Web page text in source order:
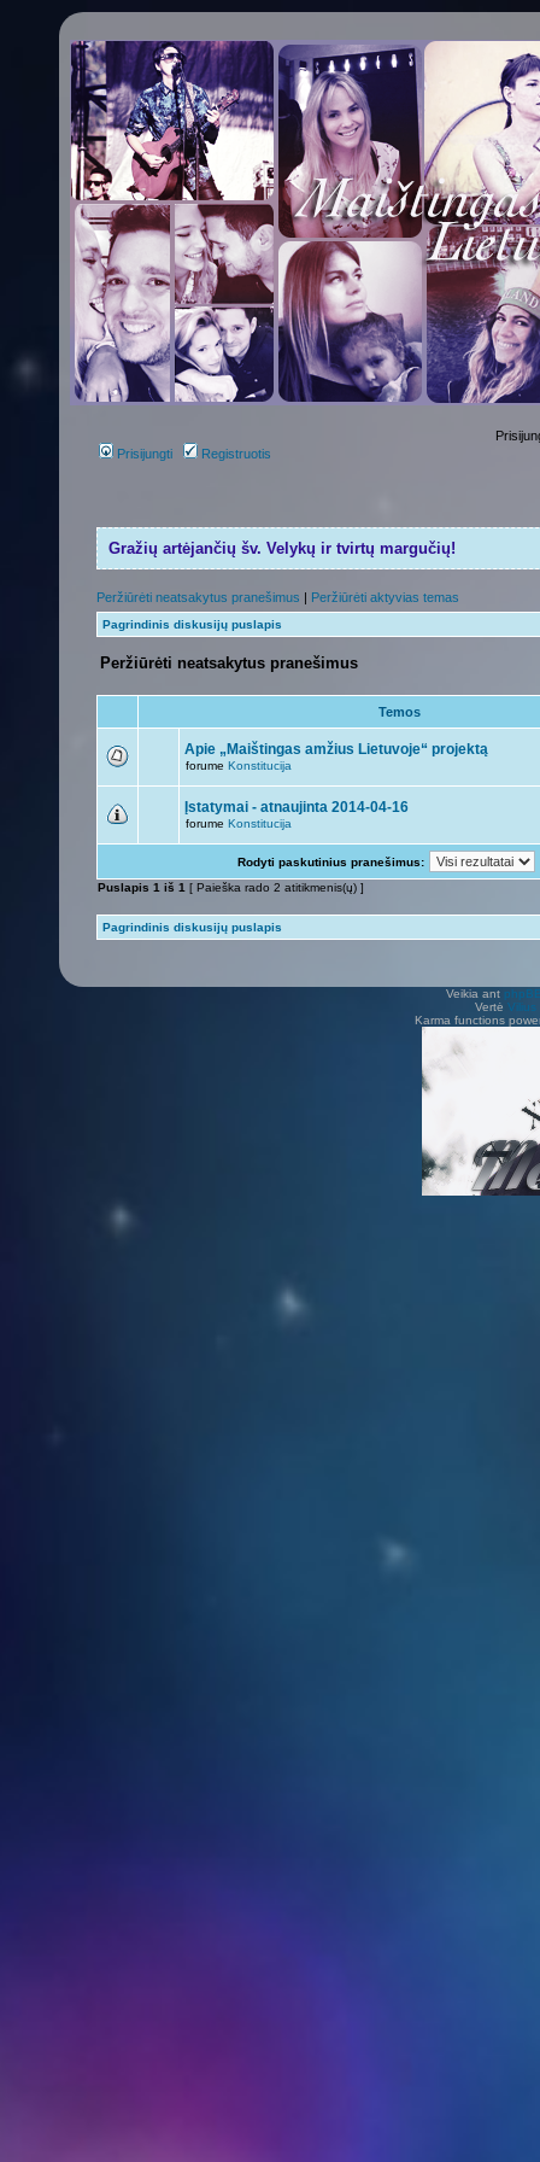
Prisijungti Registruotis
Gražių artėjančių šv. Velykų ir tvirtų margučių!
Peržiūrėti neatsakytus pranešimus | Peržiūrėti aktyvias temas
Pagrindinis diskusijų puslapis
Peržiūrėti neatsakytus pranešimus
Temos
Apie „Maištingas amžius Lietuvoje“ projektą
forume Konstitucija
Įstatymai - atnaujinta 2014-04-16
forume Konstitucija
Rodyti paskutinius pranešimus:
Puslapis 1 iš 1 [ Paieška rado 2 atitikmenis(ų) ]
Pagrindinis diskusijų puslapis
Veikia ant
Vertė Vilius
Karma functions